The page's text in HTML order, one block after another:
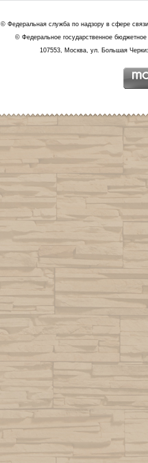
© Федеральная служба по надзору в сфере
© Федеральное государственное
107553, Москва, ул. Большая